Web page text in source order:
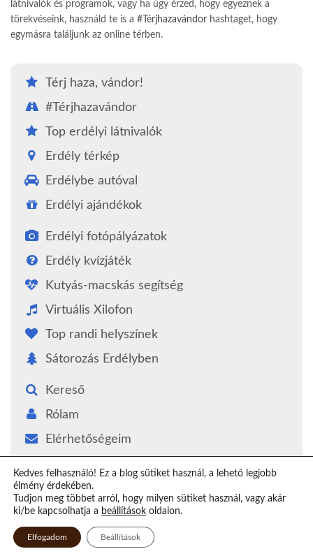
látnivalók és programok, vagy ha úgy érzed, hogy egyeznek a
törekvéseink, használd te is a #Térjhazavándor hashtaget, hogy
egymásra találjunk az online térben.
Térj haza, vándor!
#Térjhazavándor
Top erdélyi látnivalók
Erdély térkép
Erdélybe autóval
Erdélyi ajándékok
Erdélyi fotópályázatok
Erdély kvízjáték
Kutyás-macskás segítség
Virtuális Xilofon
Top randi helyszínek
Sátorozás Erdélyben
Kereső
Rólam
Elérhetőségeim
Epilógus
Kedves felhasználó! Ez a blog sütiket használ, a lehető legjobb
élmény érdekében.
Tudjon meg többet arról, hogy milyen sütiket használ, vagy akár
ki/be kapcsolhatja a beállítások oldalon.
Elfogadom Beállítások